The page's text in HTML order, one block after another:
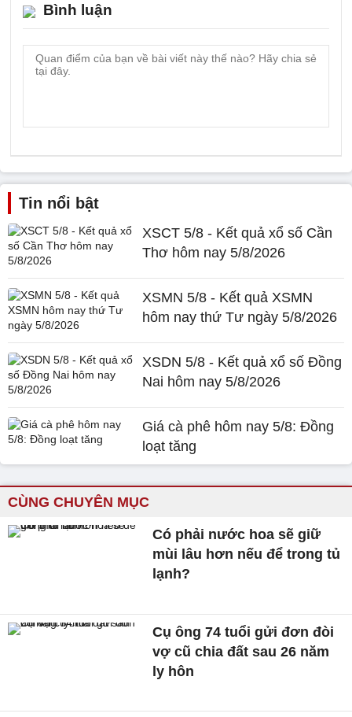
Bình luận
Tin nổi bật
XSCT 5/8 - Kết quả xổ số Cần
Thơ hôm nay 5/8/2026
XSMN 5/8 - Kết quả XSMN
hôm nay thứ Tư ngày 5/8/2026
XSDN 5/8 - Kết quả xổ số Đồng
Nai hôm nay 5/8/2026
Giá cà phê hôm nay 5/8: Đồng
loạt tăng
CÙNG CHUYÊN MỤC
Có phải nước hoa sẽ giữ
mùi lâu hơn nếu để trong tủ
lạnh?
Cụ ông 74 tuổi gửi đơn đòi
vợ cũ chia đất sau 26 năm
ly hôn